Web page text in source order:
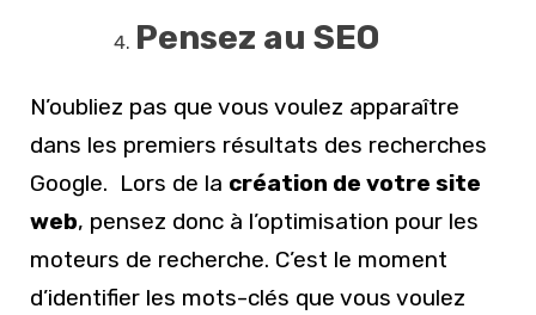
Pensez au SEO
N’oubliez pas que vous voulez apparaître
dans les premiers résultats des recherches
Google. Lors de la création de votre site
web, pensez donc à l’optimisation pour les
moteurs de recherche. C’est le moment
d’identifier les mots-clés que vous voulez